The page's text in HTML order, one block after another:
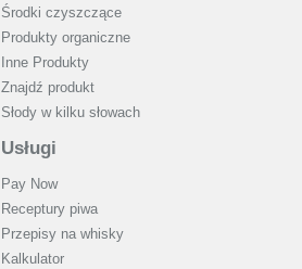
Środki czyszczące
Produkty organiczne
Inne Produkty
Znajdź produkt
Słody w kilku słowach
Usługi
Pay Now
Receptury piwa
Przepisy na whisky
Kalkulator